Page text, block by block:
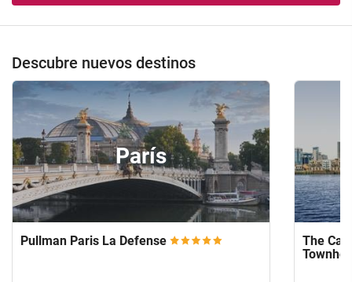
Descubre nuevos destinos
París
Pullman Paris La Defense
The